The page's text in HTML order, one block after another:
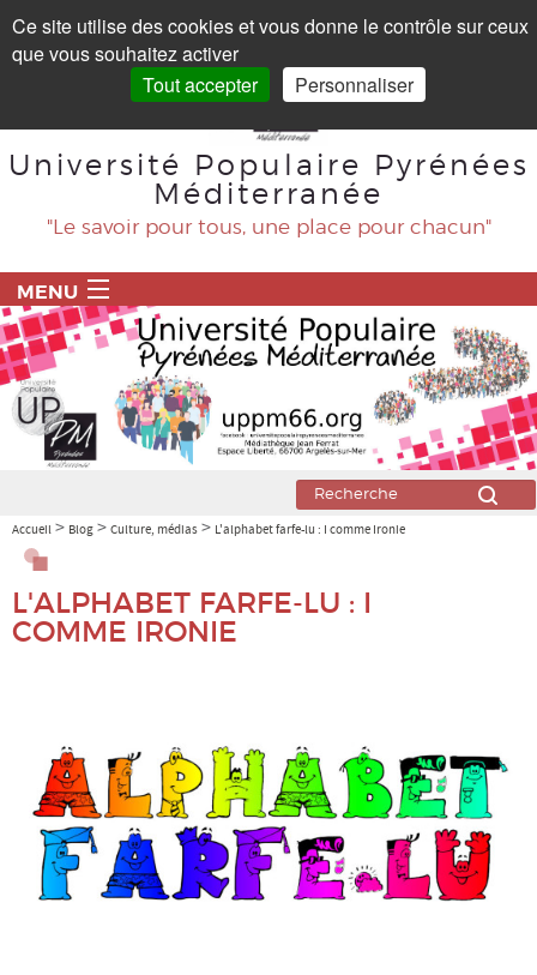
Université Populaire Pyrénées
Méditerranée
"Le savoir pour tous, une place pour chacun"
MENU
ACCUEIL
PROGRAMME
BLOG
Alimentation
BD : Philo et société
Culture, médias
Démocratie, gouvernances
Droits Humains, solidarité
Accueil > Blog > Culture, médias > L'alphabet farfe-lu : I comme Ironie
L'ALPHABET FARFE-LU : I
COMME IRONIE
Ce site utilise des cookies et vous donne le contrôle sur ceux
que vous souhaitez activer
Tout accepter
Personnaliser